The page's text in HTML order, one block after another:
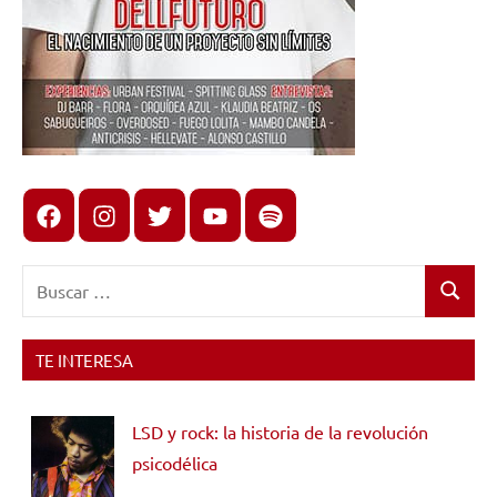
FacebookInstagram
X youtubespotify
Buscar
TE INTERESA
LSD y rock: la historia de la revolución
psicodélica